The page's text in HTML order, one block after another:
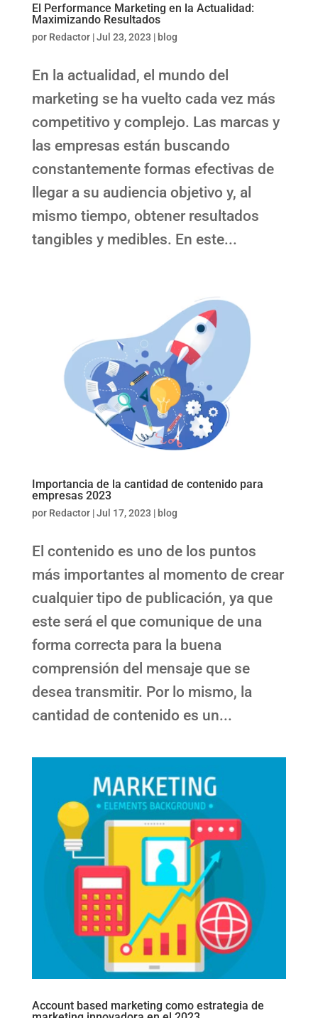
El Performance Marketing en la Actualidad:
Maximizando Resultados
por Redactor|Jul 23, 2023 | blog
En la actualidad, el mundo del
marketing se ha vuelto cada vez más
competitivo y complejo. Las marcas y
las empresas están buscando
constantemente formas efectivas de
llegar a su audiencia objetivo y, al
mismo tiempo, obtener resultados
tangibles y medibles. En este...
Importancia de la cantidad de contenido para
empresas 2023
por Redactor|Jul 17, 2023 | blog
El contenido es uno de los puntos
más importantes al momento de crear
cualquier tipo de publicación, ya que
este será el que comunique de una
forma correcta para la buena
comprensión del mensaje que se
desea transmitir. Por lo mismo, la
cantidad de contenido es un...
Account based marketing como estrategia de